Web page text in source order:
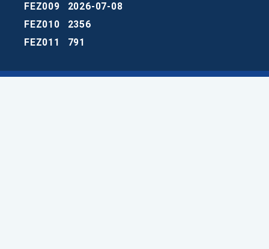
FEZ009
2026-07-08
FEZ010
2356
FEZ011
791